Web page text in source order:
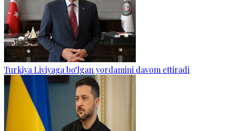
Turkiya Liviyaga bo‘lgan yordamini davom ettiradi